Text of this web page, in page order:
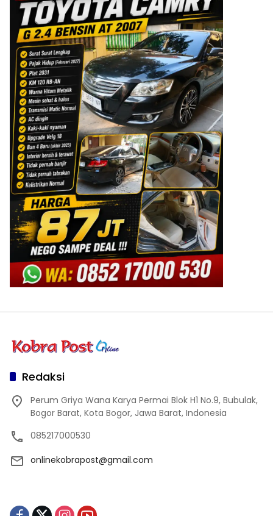
Redaksi
Perum Griya Wana Karya Permai Blok H1 No.9, Bubulak,
Bogor Barat, Kota Bogor, Jawa Barat, Indonesia
085217000530
onlinekobrapost@gmail.com